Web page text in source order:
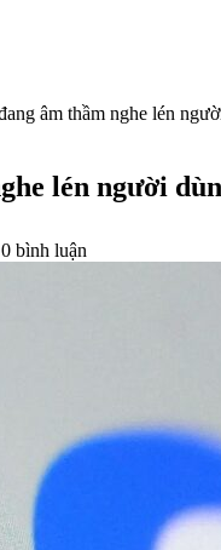
âm thầm nghe lén
lén người
0 bình luận